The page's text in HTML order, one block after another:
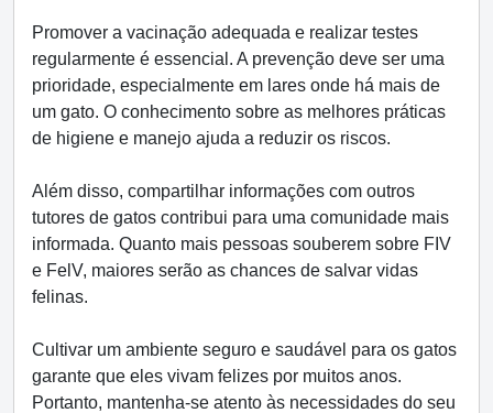
Promover a vacinação adequada e realizar testes
regularmente é essencial. A prevenção deve ser uma
prioridade, especialmente em lares onde há mais de
um gato. O conhecimento sobre as melhores práticas
de higiene e manejo ajuda a reduzir os riscos.
Além disso, compartilhar informações com outros
tutores de gatos contribui para uma comunidade mais
informada. Quanto mais pessoas souberem sobre FIV
e FelV, maiores serão as chances de salvar vidas
felinas.
Cultivar um ambiente seguro e saudável para os gatos
garante que eles vivam felizes por muitos anos.
Portanto, mantenha-se atento às necessidades do seu